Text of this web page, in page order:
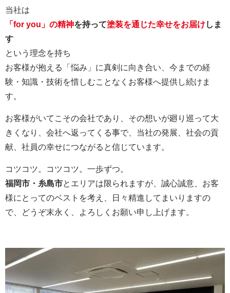
当社は
「for you」の精神を持って塗装を通じた幸せをお届けしま
す
という理念を持ち
お客様が抱える「悩み」に真剣に向き合い、今までの経
験・知識・技術を惜しむことなくお客様へ提供し続けま
す。
お客様がいてこその会社であり、その想いが廻り巡って大
きくなり、会社へ返ってくる事で、当社の発展、社会の貢
献、社員の幸せにつながると信じています。
コツコツ。コツコツ。一歩ずつ。
福岡市・糸島市とエリアは限られますが、誠心誠意、お客
様にとってのベストを考え、日々精進してまいりますの
で、どうぞ末永く、よろしくお願い申し上げます。